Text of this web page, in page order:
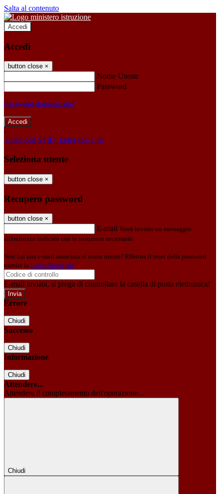
Salta al contenuto
Accedi
Accedi
button close ×
Nome Utente
Password
Password dimenticata?
-
Entra con SPID Entra con CIE
Seleziona utente
button close ×
Recupero password
button close ×
E-mail Verrà inviato un messaggio
all'indirizzo indicato con le istruzioni necessarie.
Non hai una e-mail associata al nome utente? Effettua il reset della password
tramite la Login Spaggiari
E-mail inviata, si prega di controllare la casella di posta elettronica!
Errore
Chiudi
Successo
Chiudi
Informazione
Chiudi
Attendere...
Attendere il completamento dell'operazione...
Chiudi